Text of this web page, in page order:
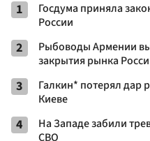
1
Госдума приняла
России
2
Рыбоводы Армении
закрытия рынка
3
Галкин* потерял дар
Киеве
4
На Западе забили
СВО